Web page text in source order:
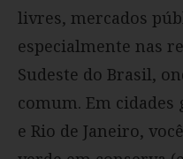
livres, mercados
especialmente nas
Sudeste do Brasil,
comum. Em cidades
e Rio de Janeiro,